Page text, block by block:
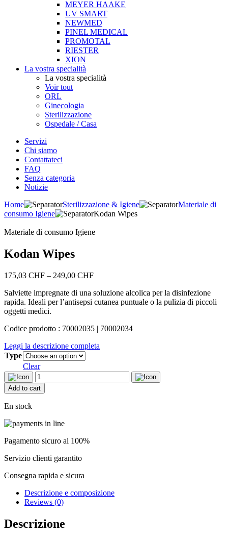
MEYER HAAKE
UV SMART
NEWMED
PINEL MEDICAL
PROMOTAL
RIESTER
XION
La vostra specialità
La vostra specialità
Voir tout
ORL
Ginecologia
Sterilizzazione
Ospedale / Casa
Servizi
Chi siamo
Contattateci
FAQ
Senza categoria
Notizie
Home
Sterilizzazione & Igiene
Materiale di
consumo Igiene
Kodan Wipes
Materiale di consumo Igiene
Kodan Wipes
175,03 CHF – 249,00 CHFPrice
175,03 CHF
through
Salviette impregnate di una soluzione alcolica per la disinfezione
rapida. Ideali per l’antisepsi cutanea puntuale o la pulizia di piccoli
oggetti medici.
Codice prodotto : 70002035 | 70002034
Leggi la descrizione completa
Type
Clear
Kodan
Wipes
quantity
Add to cart
En stock
Pagamento sicuro al 100%
Servizio clienti garantito
Consegna rapida e sicura
Descrizione e composizione
Reviews (0)
Descrizione